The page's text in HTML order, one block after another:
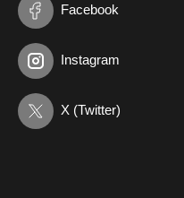
Facebook
Instagram
X (Twitter)